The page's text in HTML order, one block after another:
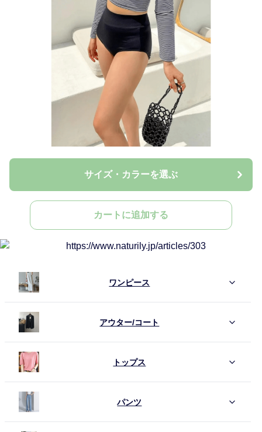
サイズ・カラーを選ぶ
カートに追加する
ワンピース
アウター/コート
トップス
パンツ